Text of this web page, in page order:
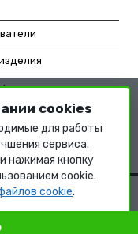
cookies
для работы
сервиса.
нажимая кнопку
cookie.
cookie.